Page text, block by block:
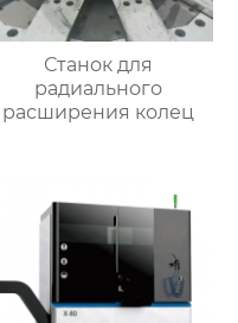
Станок для
радиального
расширения колец